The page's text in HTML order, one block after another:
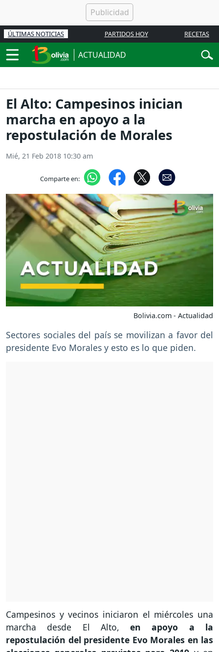
ÚLTIMAS NOTICIAS PARTIDOS HOY RECETAS
ACTUALIDAD
El Alto: Campesinos inician
marcha en apoyo a la
repostulación de Morales
Mié, 21 Feb 2018 10:30 am
Comparte en:
Bolivia.com - Actualidad
Sectores sociales del país se movilizan a favor del
presidente Evo Morales y esto es lo que piden.
Campesinos y vecinos iniciaron el miércoles una
marcha desde El Alto,en apoyo a la
repostulación del presidente Evo Morales en las